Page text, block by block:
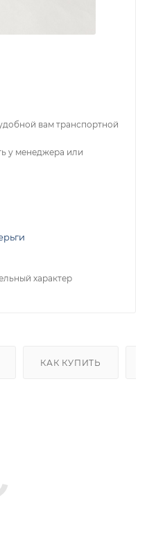
вам транспортной
у менеджера или
характер
КАК КУПИТЬ